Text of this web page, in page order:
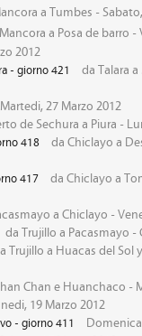
a Tumbes -
a Posa de barro -
2012
- giorno 421
da Talara
27 Marzo 2012
de Sechura a Piura -
418
da Chiclayo a
417
da Chiclayo a
a Chiclayo -
da Trujillo a Pacasmayo -
Trujillo a Huacas del Sol
Chan e Huanchaco -
19 Marzo 2012
- giorno 411